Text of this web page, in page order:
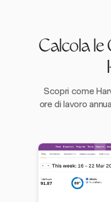
Calcola le
Scopri come
ore di lavoro